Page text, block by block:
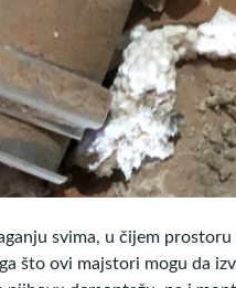
svima, u čijem
što ovi majstori mogu da